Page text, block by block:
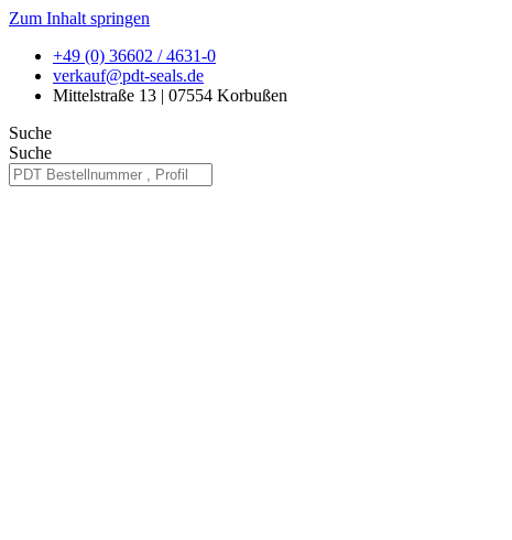
Zum Inhalt springen
+49 (0) 36602 / 4631-0
verkauf@pdt-seals.de
Mittelstraße 13 | 07554 Korbußen
Suche
Suche